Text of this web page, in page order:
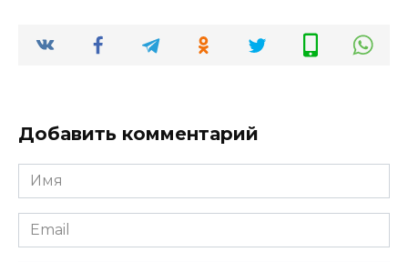
Добавить комментарий
Имя
Email